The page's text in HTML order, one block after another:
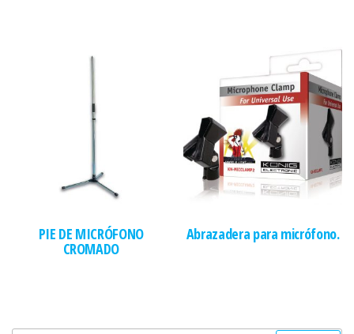
PIE DE MICRÓFONO
CROMADO
Abrazadera para micrófono.